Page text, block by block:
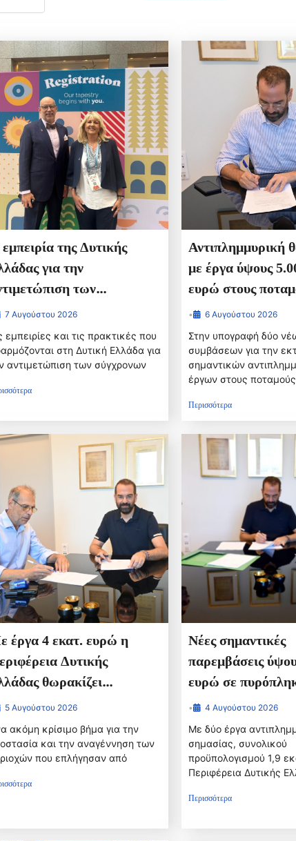
της Δυτικής
για την
των
της κλιματικής
στη Δημόσια Υγεία
στις ΗΠΑ
7 Αυγούστου 2026
εμπειρίες και τις πρακτικές που
στη Δυτική Ελλάδα για
αντιμετώπιση των σύγχρονων
Αντιπλημμυρική
με έργα ύψους
ευρώ στους
και Παραπείρο
Αχαίας
• 6 Αυγούστου 2026
Στην υπογραφή δύο
συμβάσεων για την
σημαντικών
έργων στους ποταμούς
Περισσότερα
έργα 4 εκατ. ευρώ η
Δυτικής
θωρακίζει
τις
περιοχές της
5 Αυγούστου 2026
ακόμη κρίσιμο βήμα για την
και την αναγέννηση των
που επλήγησαν από
Νέες σημαντικές
παρεμβάσεις
ευρώ σε
περιοχές της Π.Ε.
• 4 Αυγούστου 2026
Με δύο έργα
σημασίας, συνολικού
προϋπολογισμού 1,9
Περιφέρεια Δυτικής
Περισσότερα